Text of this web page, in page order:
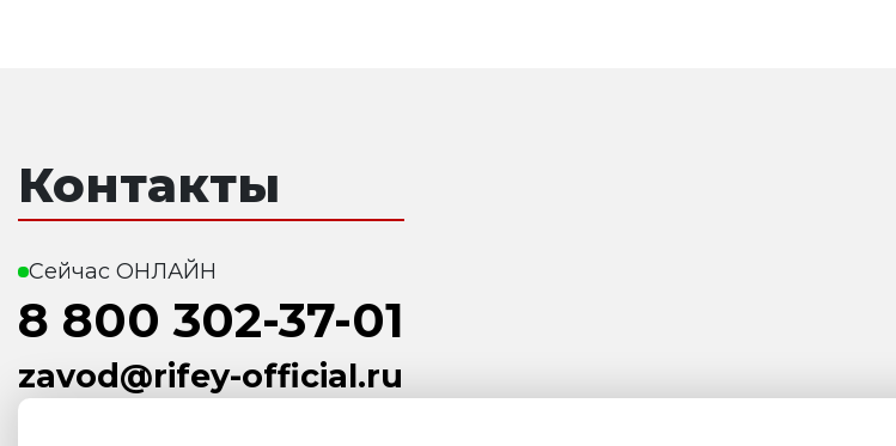
Контакты
Сейчас ОНЛАЙН
8 800 302-37-01
zavod@rifey-official.ru